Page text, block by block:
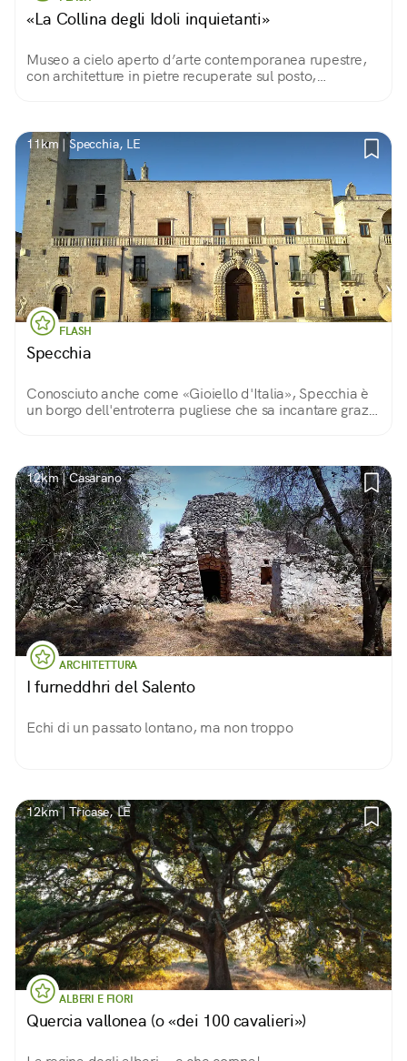
«La Collina degli Idoli inquietanti»
Museo a cielo aperto d’arte contemporanea rupestre,
con architetture in pietre recuperate sul posto,
11km | Specchia, LE
FLASH
Specchia
Conosciuto anche come «Gioiello d'Italia», Specchia è
un borgo dell'entroterra pugliese che sa incantare grazie
12km | Casarano
ARCHITETTURA
I furneddhri del Salento
Echi di un passato lontano, ma non troppo
12km | Tricase, LE
ALBERI E FIORI
Quercia vallonea (o «dei 100 cavalieri»)